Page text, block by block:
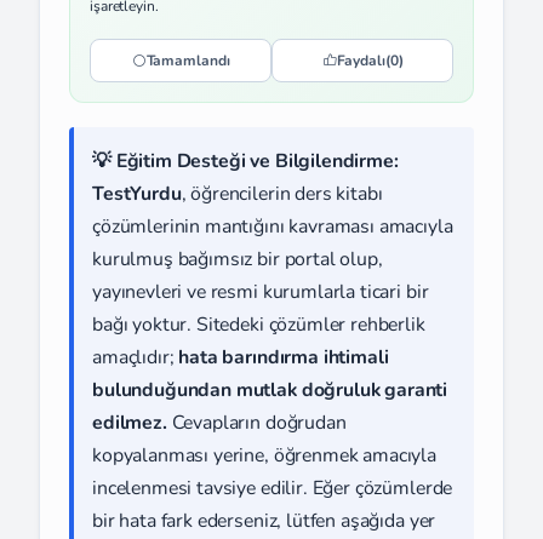
işaretleyin.
Tamamlandı Faydalı(0)
💡 Eğitim Desteği ve Bilgilendirme:
TestYurdu, öğrencilerin ders kitabı
çözümlerinin mantığını kavraması amacıyla
kurulmuş bağımsız bir portal olup,
yayınevleri ve resmi kurumlarla ticari bir
bağı yoktur. Sitedeki çözümler rehberlik
amaçlıdır; hata barındırma ihtimali
bulunduğundan mutlak doğruluk garanti
edilmez. Cevapların doğrudan
kopyalanması yerine, öğrenmek amacıyla
incelenmesi tavsiye edilir. Eğer çözümlerde
bir hata fark ederseniz, lütfen aşağıda yer